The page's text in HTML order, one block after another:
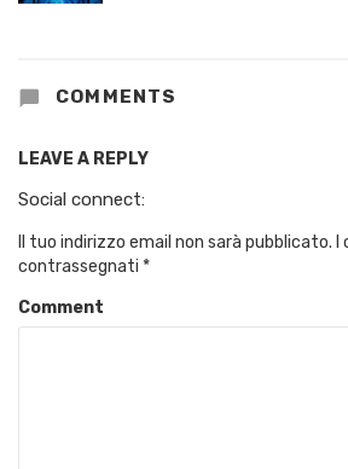
COMMENTS
LEAVE A REPLY
Social connect:
Il tuo indirizzo email non sarà pubblicato. I
contrassegnati *
Comment